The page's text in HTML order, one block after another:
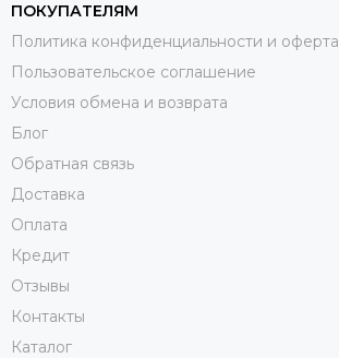
ПОКУПАТЕЛЯМ
Политика конфиденциальности и оферта
Пользовательское соглашение
Условия обмена и возврата
Блог
Обратная связь
Доставка
Оплата
Кредит
Отзывы
Контакты
Каталог